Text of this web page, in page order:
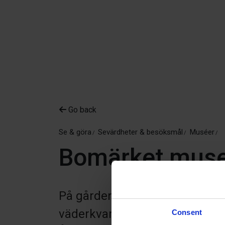
Consent
Go back
Se & göra Sevärdheter & besöksmål Muséer
Bomärket
På gården Cederbergs kan
väderkvarn.